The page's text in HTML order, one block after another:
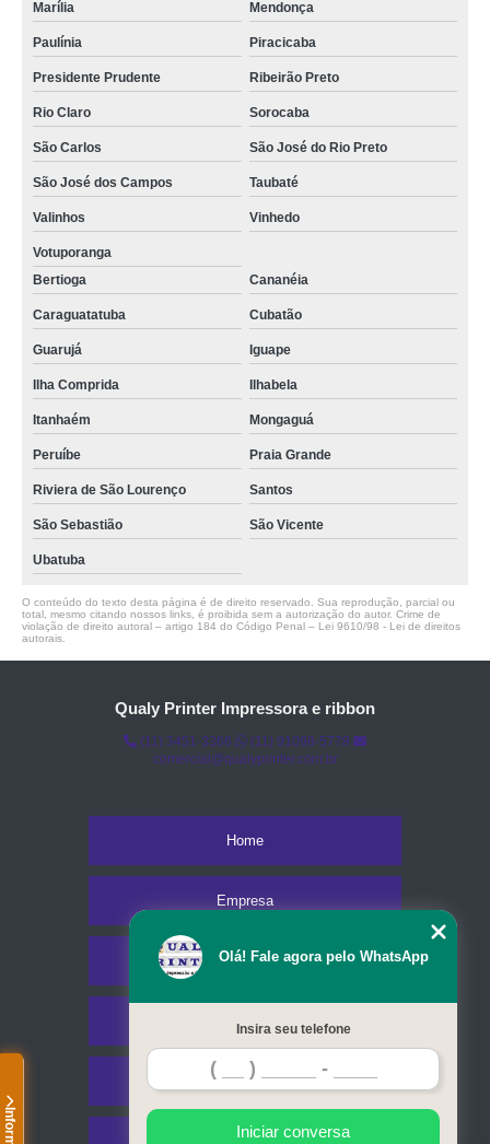
Marília Mendonça
Paulínia Piracicaba
Presidente Prudente Ribeirão Preto
Rio Claro Sorocaba
São Carlos São José do Rio Preto
São José dos Campos Taubaté
Valinhos Vinhedo
Votuporanga
Bertioga
Cananéia
Caraguatatuba Cubatão
Guarujá Iguape
Ilha Comprida Ilhabela
Itanhaém Mongaguá
Peruíbe Praia Grande
Riviera de São Lourenço Santos
São Sebastião São Vicente
Ubatuba
O conteúdo do texto desta página é de direito reservado. Sua reprodução, parcial ou
total, mesmo citando nossos links, é proibida sem a autorização do autor. Crime de
violação de direito autoral – artigo 184 do Código Penal – Lei 9610/98 - Lei de direitos
autorais
Qualy Printer Impressora e ribbon
(11) 3451-3366
(11) 91098-5778
comercial@qualyprinter.com.br
Home
Empresa
Missão
Serviços
Contato
Olá! Fale agora pelo WhatsApp
Insira seu telefone
Iniciar conversa